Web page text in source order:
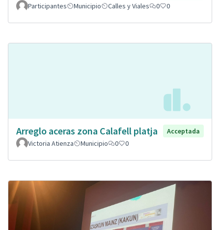
Participantes
Municipio Calles y Viales 0 0
Arreglo aceras zona Calafell platja
Acceptada
Victoria Atienza
Municipio 0 0